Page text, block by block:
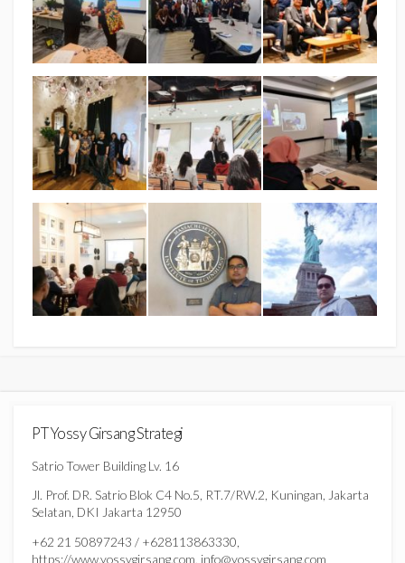
PT Yossy Girsang Strategi
Satrio Tower Building Lv. 16
Jl. Prof. DR. Satrio Blok C4 No.5, RT.7/RW.2, Kuningan, Jakarta
Selatan, DKI Jakarta 12950
+62 21 50897243 / +628113863330,
https://www.yossygirsang.com, info@yossygirsang.com